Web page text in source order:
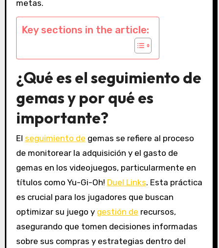
metas.
Key sections in the article:
¿Qué es el seguimiento de
gemas y por qué es
importante?
El seguimiento de gemas se refiere al proceso
de monitorear la adquisición y el gasto de
gemas en los videojuegos, particularmente en
títulos como Yu-Gi-Oh! Duel Links. Esta práctica
es crucial para los jugadores que buscan
optimizar su juego y gestión de recursos,
asegurando que tomen decisiones informadas
sobre sus compras y estrategias dentro del